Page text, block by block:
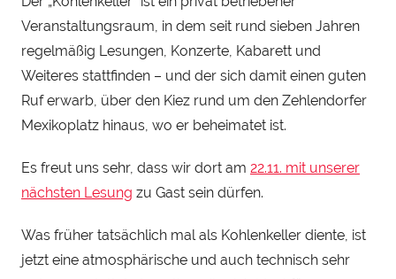
H
e
n
r
t
e
n
h
Veranstaltungsraum, in dem seit rund sieben Jahren
regelmäßig Lesungen, Konzerte, Kabarett und
Weiteres stattfinden – und der sich damit einen guten
Ruf erwarb, über den Kiez rund um den Zehlendorfer
Mexikoplatz hinaus, wo er beheimatet ist.
Es freut uns sehr, dass wir dort am 22.11. mit unserer
nächsten Lesung zu Gast sein dürfen.
Was früher tatsächlich mal als Kohlenkeller diente, ist
jetzt eine atmosphärische und auch technisch sehr